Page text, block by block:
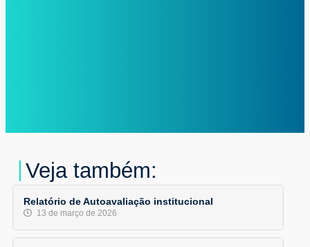
Veja também:
Relatório de Autoavaliação institucional
13 de março de 2026